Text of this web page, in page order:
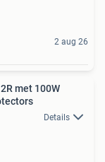
2 aug 26
met 100W
Details